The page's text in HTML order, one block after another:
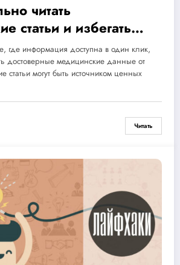
читать
статьи и избегать
где информация доступна в один клик,
достоверные медицинские данные от
статьи могут быть источником ценных
Читать